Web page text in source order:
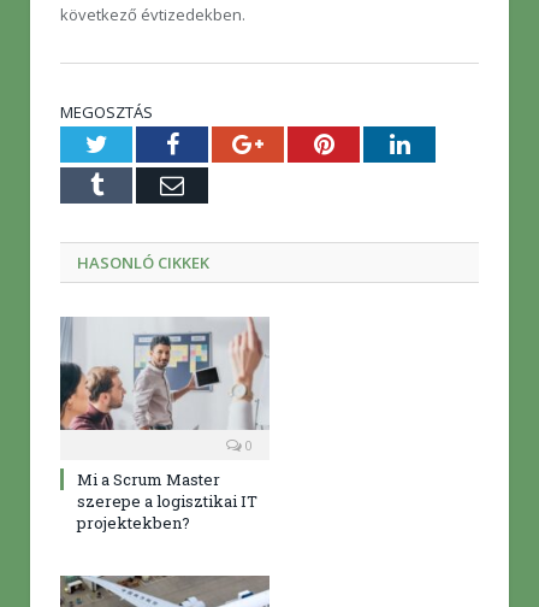
következő évtizedekben.
MEGOSZTÁS
TwitterFacebookGoogle+PinterestLinkedIn
Tumblr E-
HASONLÓ CIKKEK
0
Mi a Scrum Master
szerepe a logisztikai IT
projektekben?